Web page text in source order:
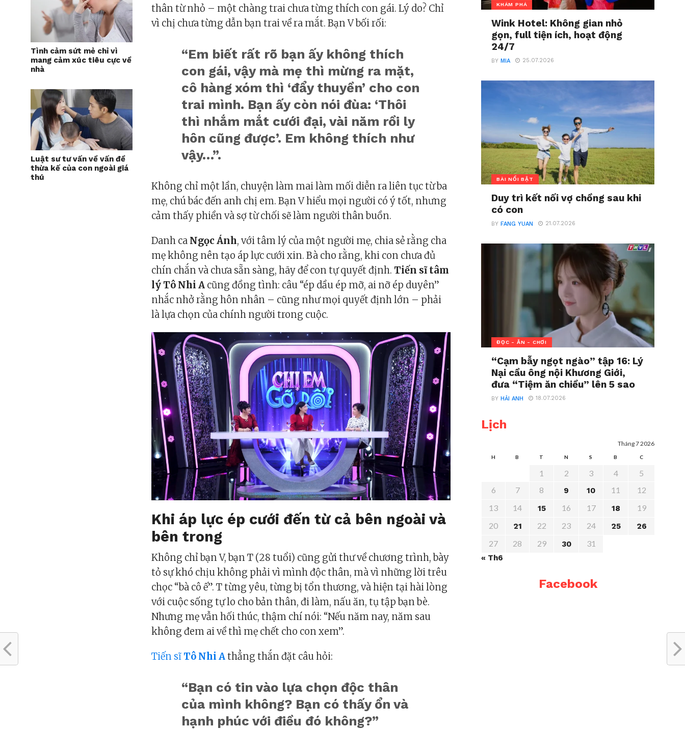
Tình cảm sứt mẻ chỉ vì
mang cảm xúc tiêu cực về
nhà
Luật sư tư vấn về vấn đề
thừa kế của con ngoài giá
thú
thân từ nhỏ – một chàng trai chưa từng thích con gái. Lý do? Chỉ
vì chị chưa từng dẫn bạn trai về ra mắt. Bạn V bối rối:
“Em biết rất rõ bạn ấy không thích
con gái, vậy mà mẹ thì mừng ra mặt,
cô hàng xóm thì ‘đẩy thuyền’ cho con
trai mình. Bạn ấy còn nói đùa: ‘Thôi
thì nhắm mắt cưới đại, vài năm rồi ly
hôn cũng được’. Em không thích như
vậy…”.
Không chỉ một lần, chuyện làm mai làm mối diễn ra liên tục từ ba
mẹ, chú bác đến anh chị em. Bạn V hiểu mọi người có ý tốt, nhưng
cảm thấy phiền và sợ từ chối sẽ làm người thân buồn.
Danh ca Ngọc Ánh, với tâm lý của một người mẹ, chia sẻ rằng cha
mẹ không nên tạo áp lực cưới xin. Bà cho rằng, khi con chưa đủ
chín chắn và chưa sẵn sàng, hãy để con tự quyết định. Tiến sĩ tâm
lý Tô Nhi A cũng đồng tình: câu “ép dầu ép mỡ, ai nỡ ép duyên”
nhắc nhở rằng hôn nhân – cũng như mọi quyết định lớn – phải
là lựa chọn của chính người trong cuộc.
Khi áp lực ép cưới đến từ cả bên ngoài và
bên trong
Không chỉ bạn V, bạn T (28 tuổi) cũng gửi thư về chương trình, bày
tỏ sự khó chịu không phải vì mình độc thân, mà vì những lời trêu
chọc “bà cô ế”. T từng yêu, từng bị tổn thương, và hiện tại hài lòng
với cuộc sống tự lo cho bản thân, đi làm, nấu ăn, tụ tập bạn bè.
Nhưng mẹ vẫn hối thúc, thậm chí nói: “Nếu năm nay, năm sau
không đem ai về thì mẹ chết cho con xem”.
Tiến sĩ Tô Nhi Athẳng thắn đặt câu hỏi:
“Bạn có tin vào lựa chọn độc thân
của mình không? Bạn có thấy ổn và
hạnh phúc với điều đó không?”
KHÁM PHÁ
Wink Hotel: Không gian nhỏ
gọn, full tiện ích, hoạt động
24/7
BYMIA 25.07.2026
BÀI NỔI BẬT
Duy trì kết nối vợ chồng sau khi
có con
BYFANG YUAN 21.07.2026
ĐỌC - ĂN - CHƠI
“Cạm bẫy ngọt ngào” tập 16: Lý
Nại cầu ông nội Khương Giới,
đưa “Tiệm ăn chiều” lên 5 sao
BYHẢI ANH 18.07.2026
Lịch
Tháng 7 2026
H B T N S B C
1 2 3 4
5
6
7 8 9 10 11
12
13
14 15 16 17 18
19
20
21 22 23 24 25 26
27 28 29 30 31
« Th6
Facebook